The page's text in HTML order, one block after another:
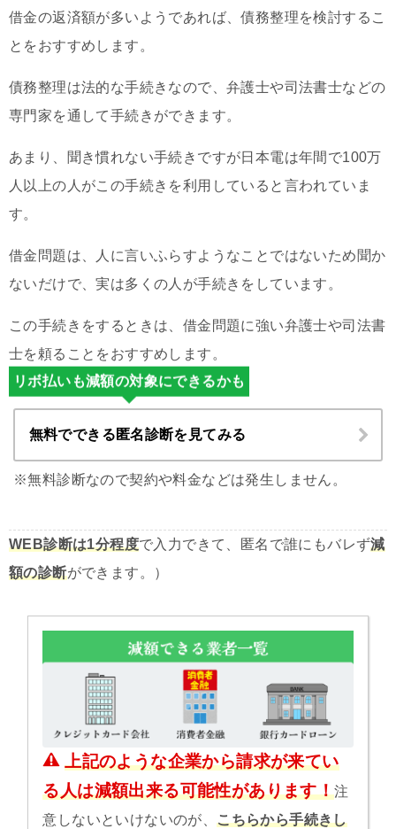
借金の返済額が多いようであれば、債務整理を検討するこ
とをおすすめします。
債務整理は法的な手続きなので、弁護士や司法書士などの
専門家を通して手続きができます。
あまり、聞き慣れない手続きですが日本電は年間で100万
人以上の人がこの手続きを利用していると言われていま
す。
借金問題は、人に言いふらすようなことではないため聞か
ないだけで、実は多くの人が手続きをしています。
この手続きをするときは、借金問題に強い弁護士や司法書
士を頼ることをおすすめします。
リボ払いも減額の対象にできるかも
無料でできる匿名診断を見てみる
※無料診断なので契約や料金などは発生しません。
WEB診断は1分程度で入力できて、匿名で誰にもバレず減
額の診断ができます。）
上記のような企業から請求が来てい
る人は減額出来る可能性があります！注
意しないといけないのが、こちらから手続きし